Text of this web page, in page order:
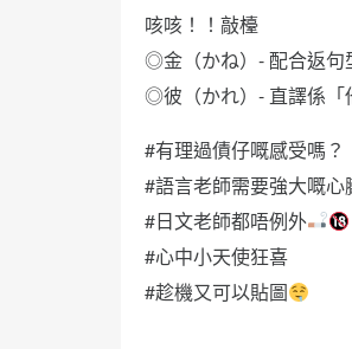
咳咳！！敲檯
◎金（かね）- 配合返句
◎彼（かれ）- 直譯係「
#有理過債仔嘅感受嗎？
#語言老師需要強大嘅心
#日文老師都唔例外
#心中小天使狂喜
#趁機又可以貼圖